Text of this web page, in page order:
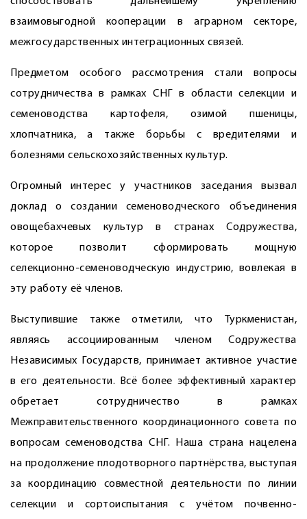
взаимовыгодной кооперации в аграрном секторе,
межгосударственных интеграционных связей.
Предметом особого рассмотрения стали вопросы
сотрудничества в рамках СНГ в области селекции и
семеноводства картофеля, озимой пшеницы,
хлопчатника, а также борьбы с вредителями и
болезнями сельскохозяйственных культур.
Огромный интерес у участников заседания вызвал
доклад о создании семеноводческого объединения
овощебахчевых культур в странах Содружества,
которое позволит сформировать мощную
селекционно-семеноводческую индустрию, вовлекая в
эту работу её членов.
Выступившие также отметили, что Туркменистан,
являясь ассоциированным членом Содружества
Независимых Государств, принимает активное участие
в его деятельности. Всё более эффективный характер
обретает сотрудничество в рамках
Межправительственного координационного совета по
вопросам семеноводства СНГ. Наша страна нацелена
на продолжение плодотворного партнёрства, выступая
за координацию совместной деятельности по линии
селекции и сортоиспытания с учётом почвенно-